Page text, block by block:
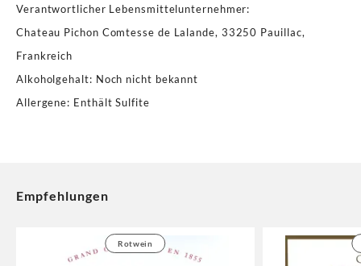
Verantwortlicher Lebensmittelunternehmer:
Chateau Pichon Comtesse de Lalande, 33250 Pauillac,
Frankreich
Alkoholgehalt: Noch nicht bekannt
Allergene: Enthält Sulfite
Empfehlungen
Rotwein